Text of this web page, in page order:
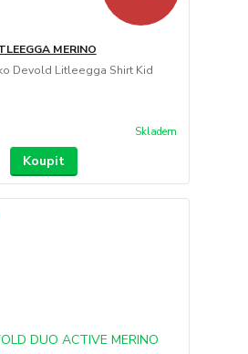
MERINO
Devold Litleegga Shirt Kid
Skladem
Koupit